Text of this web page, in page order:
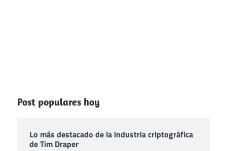
Post populares hoy
Lo más destacado de la industria criptográfica
de Tim Draper